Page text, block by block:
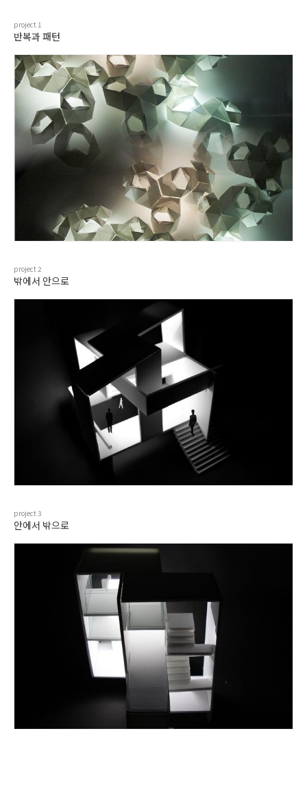
project 1
반복과 패턴
project2
밖에서 안으로
project 3
안에서 밖으로